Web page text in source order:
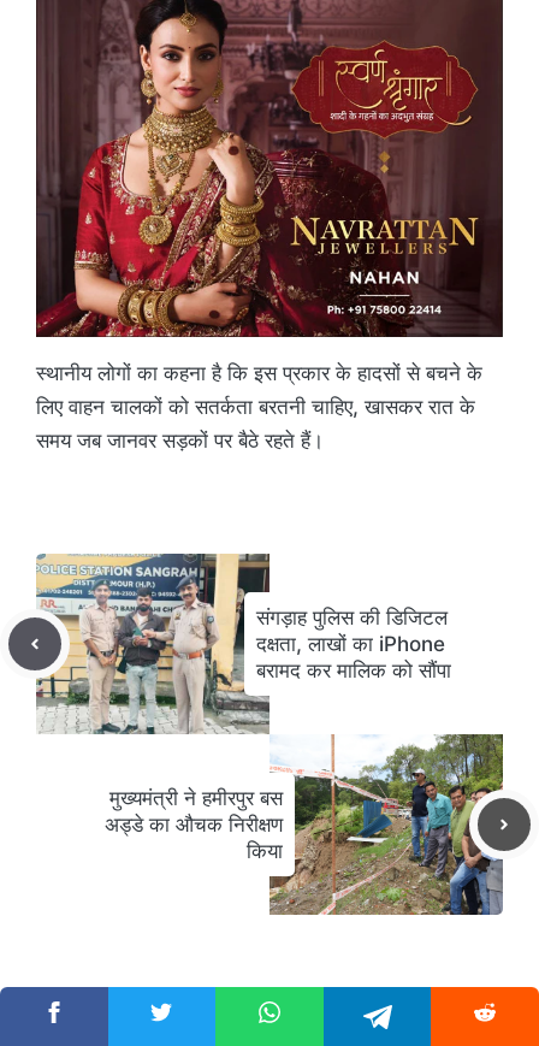
स्थानीय लोगों का कहना है कि इस प्रकार के हादसों से बचने के
लिए वाहन चालकों को सतर्कता बरतनी चाहिए, खासकर रात के
समय जब जानवर सड़कों पर बैठे रहते हैं।
संगड़ाह पुलिस की डिजिटल
दक्षता, लाखों का iPhone
बरामद कर मालिक को सौंपा
मुख्यमंत्री ने हमीरपुर बस
अड्डे का औचक निरीक्षण
किया